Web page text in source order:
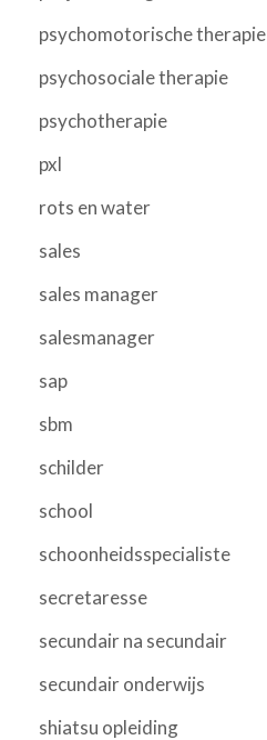
psychomotorische therapie
psychosociale therapie
psychotherapie
pxl
rots en water
sales
sales manager
salesmanager
sap
sbm
schilder
school
schoonheidsspecialiste
secretaresse
secundair na secundair
secundair onderwijs
shiatsu opleiding